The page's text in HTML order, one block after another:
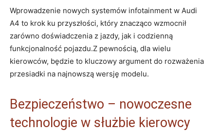
Wprowadzenie nowych systemów infotainment w Audi
A4 to krok ku przyszłości, który znacząco wzmocnił
zarówno doświadczenia z jazdy, jak i codzienną
funkcjonalność pojazdu.Z pewnością, dla wielu
kierowców, będzie to kluczowy argument do rozważenia
przesiadki na najnowszą wersję modelu.
Bezpieczeństwo – nowoczesne
technologie w służbie kierowcy